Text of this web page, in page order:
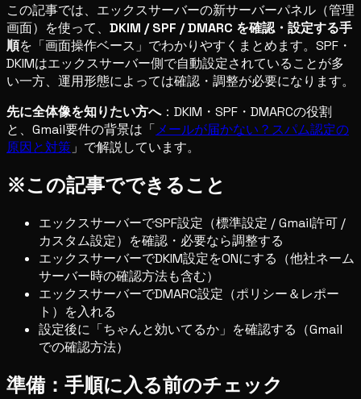
この記事では、エックスサーバーの新サーバーパネル（管理
画面）を使って、 DKIM / SPF / DMARC を確認・設定する手
順を「画面操作ベース」でわかりやすくまとめます。SPF・
DKIMはエックスサーバー側で自動設定されていることが多
い一方、運用形態によっては確認・調整が必要になります。
先に全体像を知りたい方へ：DKIM・SPF・DMARCの役割
と、Gmail要件の背景は「メールが届かない？スパム認定の
原因と対策 」で解説しています。
※この記事でできること
エックスサーバーでSPF設定（標準設定 / Gmail許可 /
カスタム設定）を確認・必要なら調整する
エックスサーバーでDKIM設定をONにする（他社ネーム
サーバー時の確認方法も含む）
エックスサーバーでDMARC設定（ポリシー＆レポー
ト）を入れる
設定後に「ちゃんと効いてるか」を確認する（Gmail
での確認方法）
準備：手順に入る前のチェック